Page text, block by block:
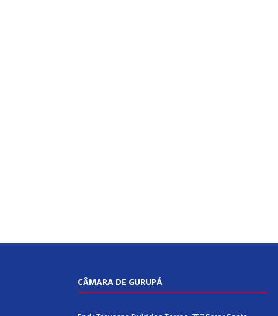
CÂMARA DE GURUPÁ